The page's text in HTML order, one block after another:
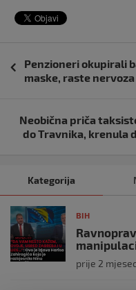
objava
Penzioneri okupirali
maske, raste nervoza
Neobična priča
do Travnika, krenula
Kategorija
BIH
prije 2